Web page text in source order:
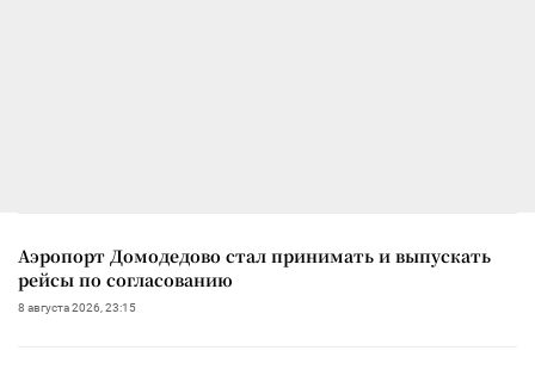
Аэропорт Домодедово стал принимать и выпускать
рейсы по согласованию
8 августа 2026, 23:15